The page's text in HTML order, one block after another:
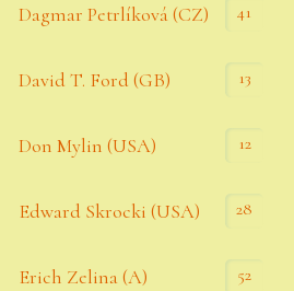
Dagmar Petrlíková (CZ) 41
David T. Ford (GB) 13
Don Mylin (USA) 12
Edward Skrocki (USA) 28
Erich Zelina (A) 52